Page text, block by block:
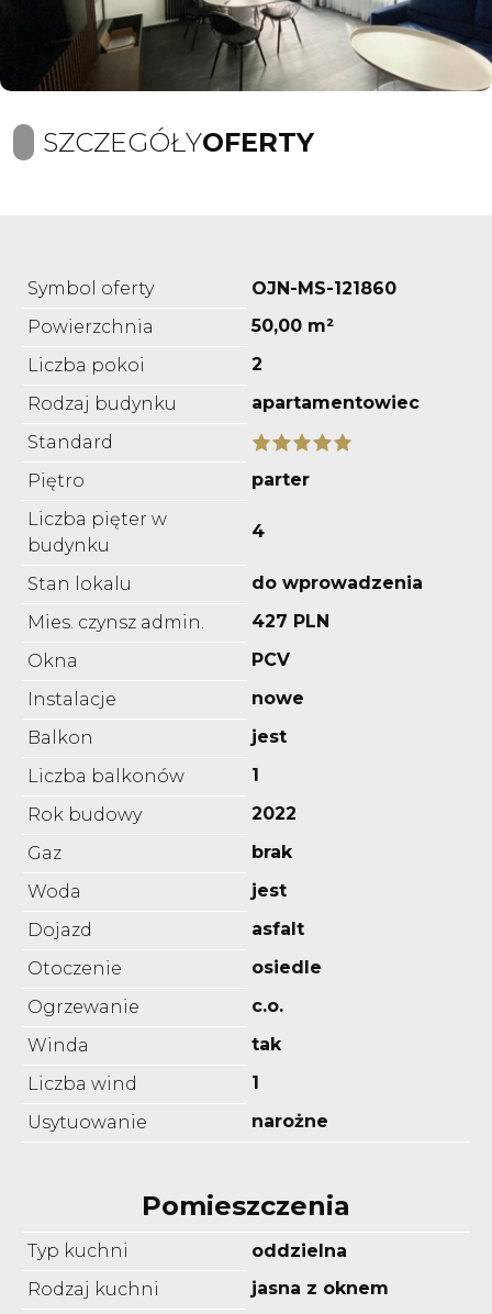
SZCZEGÓŁYOFERTY
Symbol oferty
OJN-MS-121860
Powierzchnia
50,00 m²
Liczba pokoi
2
Rodzaj budynku
apartamentowiec
Standard
Piętro
parter
Liczba pięter w
budynku
4
Stan lokalu
do wprowadzenia
Mies. czynsz admin.
427 PLN
Okna
PCV
Instalacje
nowe
Balkon
jest
Liczba balkonów
1
Rok budowy
2022
Gaz
brak
Woda
jest
Dojazd
asfalt
Otoczenie
osiedle
Ogrzewanie
c.o.
Winda
tak
Liczba wind
1
Usytuowanie
narożne
Pomieszczenia
Typ kuchni
oddzielna
Rodzaj kuchni
jasna z oknem